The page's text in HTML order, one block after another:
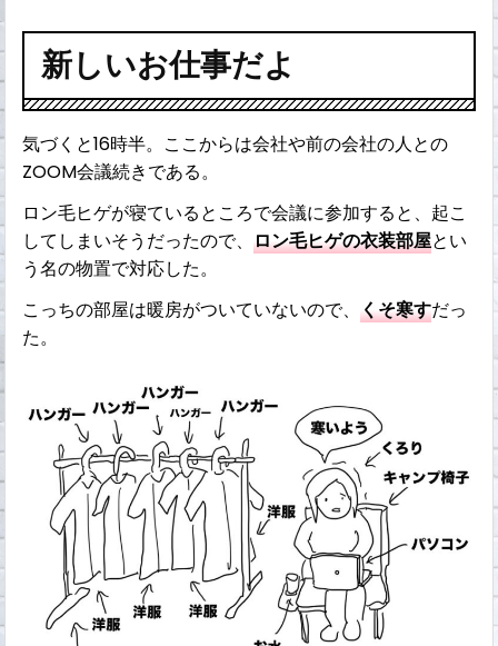
新しいお仕事だよ
気づくと16時半。ここからは会社や前の会社の人との
ZOOM会議続きである。
ロン毛ヒゲが寝ているところで会議に参加すると、起こ
してしまいそうだったので、ロン毛ヒゲの衣装部屋とい
う名の物置で対応した。
こっちの部屋は暖房がついていないので、くそ寒すだっ
た。